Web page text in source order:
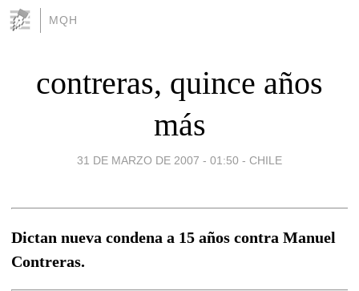
MQH
contreras, quince años
más
31 DE MARZO DE 2007 - 01:50 - CHILE
Dictan nueva condena a 15 años contra Manuel
Contreras.